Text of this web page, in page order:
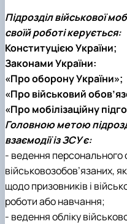
Підрозділ військової
своїй роботі керується:
Конституцією України;
Законами України:
«Про оборону України»;
«Про військовий
«Про мобілізаційну
Головною метою
взаємодії із ЗСУ є:
- ведення персонального
військовозобов’язаних,
щодо призовників і
роботи або навчання;
- ведення обліку